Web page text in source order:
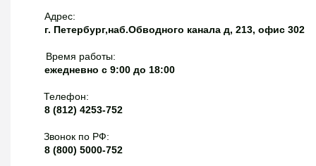
Адрес:
г. Петербург,наб.Обводного канала д, 213, офис 302
Время работы:
ежедневно с 9:00 до 18:00
Телефон:
8 (812) 4253-752
Звонок по РФ:
8 (800) 5000-752